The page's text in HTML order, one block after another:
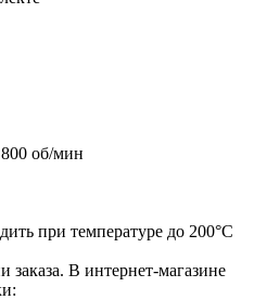
об/мин
при температуре до 200°C
заказа. В интернет-магазине